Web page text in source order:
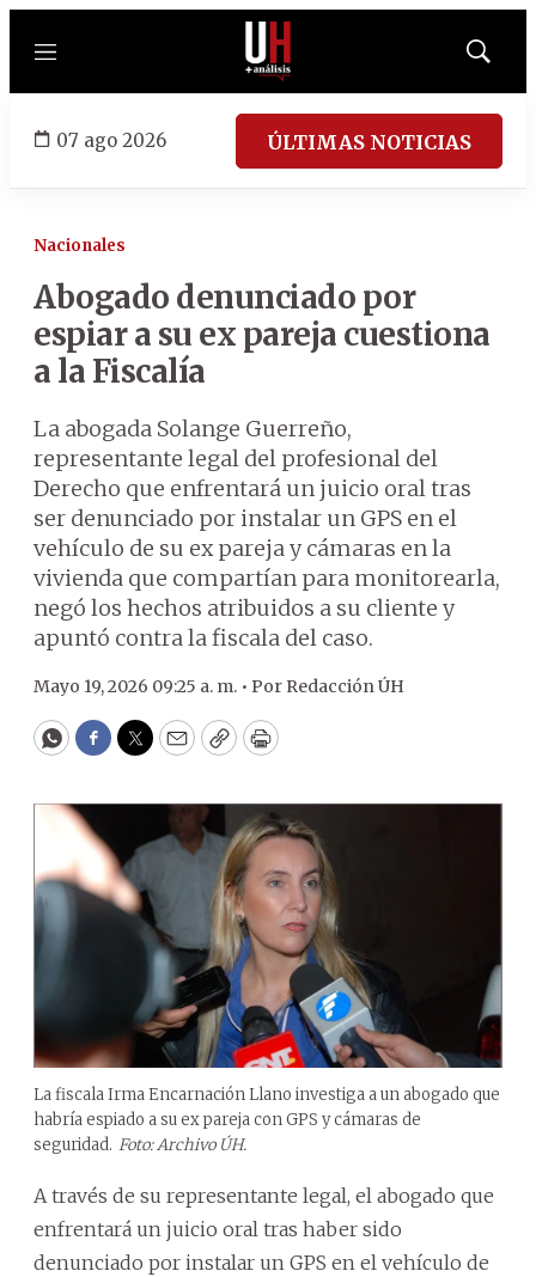
Menú
Mostrar
07 ago 2026 ÚLTIMAS NOTICIAS
Nacionales
Abogado denunciado por
espiar a su ex pareja cuestiona
a la Fiscalía
La abogada Solange Guerreño,
representante legal del profesional del
Derecho que enfrentará un juicio oral tras
ser denunciado por instalar un GPS en el
vehículo de su ex pareja y cámaras en la
vivienda que compartían para monitorearla,
negó los hechos atribuidos a su cliente y
apuntó contra la fiscala del caso.
Mayo 19, 2026 09:25 a. m. • Por Redacción ÚH
WhatsApp
Facebook
Twitter
EmailCopyPrint
La fiscala Irma Encarnación Llano investiga a un abogado que
habría espiado a su ex pareja con GPS y cámaras de
seguridad. Foto: Archivo ÚH.
A través de su representante legal, el abogado que
enfrentará un juicio oral tras haber sido
denunciado por instalar un GPS en el vehículo de